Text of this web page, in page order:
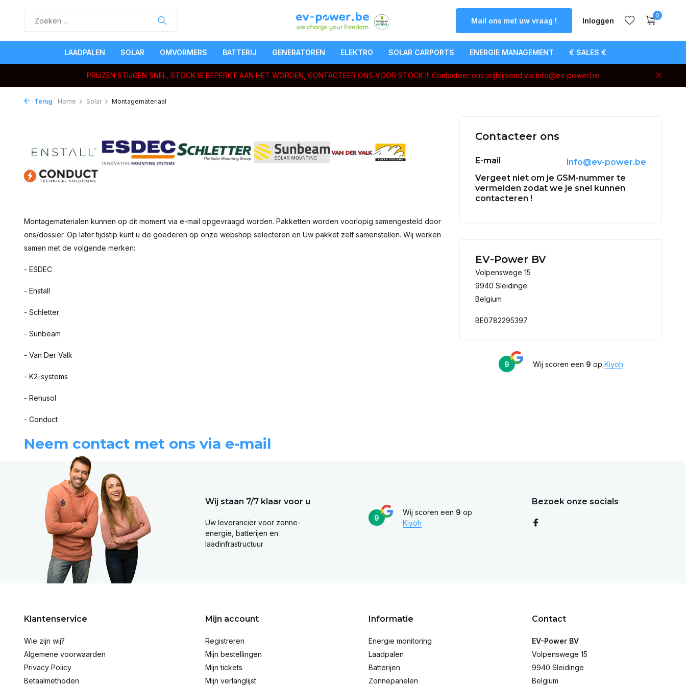
Mail ons met uw vraag ! Inloggen
0
LAADPALEN SOLAR OMVORMERS BATTERIJ GENERATOREN ELEKTRO SOLAR CARPORTS ENERGIE MANAGEMENT € SALES €
PRIJZEN STIJGEN SNEL, STOCK IS BEPERKT AAN HET WORDEN, CONTACTEER ONS VOOR STOCK !!! Contacteer ons vrijblijvend via info@ev-power.be
Terug Home Solar Montagemateriaal
Montagematerialen kunnen op dit moment via e-mail opgevraagd worden. Pakketten worden voorlopig samengesteld door
ons/dossier. Op later tijdstip kunt u de goederen op onze webshop selecteren en Uw pakket zelf samenstellen. Wij werken
samen met de volgende merken:
- ESDEC
- Enstall
- Schletter
- Sunbeam
- Van Der Valk
- K2-systems
- Renusol
- Conduct
Neem contact met ons via e-mail
Contacteer ons
E-mail
info@ev-power.be
Vergeet niet om je GSM-nummer te
vermelden zodat we je snel kunnen
contacteren !
EV-Power BV
Volpenswege 15
9940 Sleidinge
Belgium
BE0782295397
9 Wij scoren een 9 op Kiyoh
Wij staan 7/7 klaar voor u
Uw leverancier voor zonne-
energie, batterijen en
laadinfrastructuur
9
Wij scoren een 9 op
Kiyoh
Bezoek onze socials
Klantenservice
Wie zijn wij?
Algemene voorwaarden
Privacy Policy
Betaalmethoden
Mijn account
Registreren
Mijn bestellingen
Mijn tickets
Mijn verlanglijst
Informatie
Energie monitoring
Laadpalen
Batterijen
Zonnepanelen
Contact
EV-Power BV
Volpenswege 15
9940 Sleidinge
Belgium